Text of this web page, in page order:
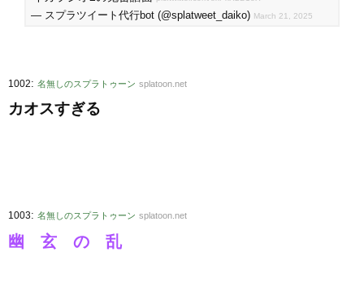
— スプラツイート代行bot (@splatweet_daiko) March 21, 2025
1002: 名無しのスプラトゥーン splatoon.net
カオスすぎる
1003: 名無しのスプラトゥーン splatoon.net
幽 玄 の 乱